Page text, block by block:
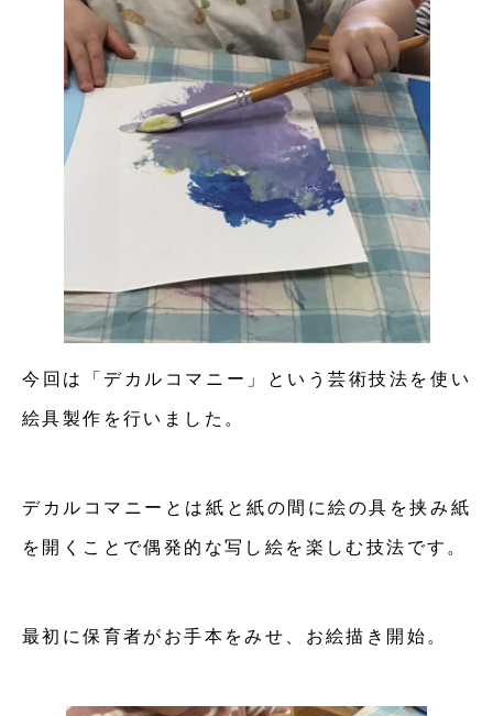
今回は「デカルコマニー」という芸術技法を使い
絵具製作を行いました。
デカルコマニーとは紙と紙の間に絵の具を挟み紙
を開くことで偶発的な写し絵を楽しむ技法です。
最初に保育者がお手本をみせ、お絵描き開始。